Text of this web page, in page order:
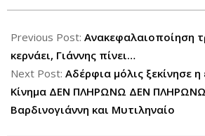
10-
29
Previous Post: Ανακεφαλαιοποίηση
κερνάει, Γιάννης πίνει…
Next Post: Αδέρφια μόλις ξεκίνησε
Κίνημα ΔΕΝ ΠΛΗΡΩΝΩ ΔΕΝ
Βαρδινογιάννη και Μυτιληναίο